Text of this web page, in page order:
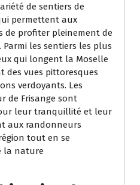
de sentiers de
permettent aux
de profiter pleinement de
les sentiers les plus
qui longent la Moselle
des vues pittoresques
verdoyants. Les
de Frisange sont
leur tranquillité et leur
aux randonneurs
tout en se
la nature